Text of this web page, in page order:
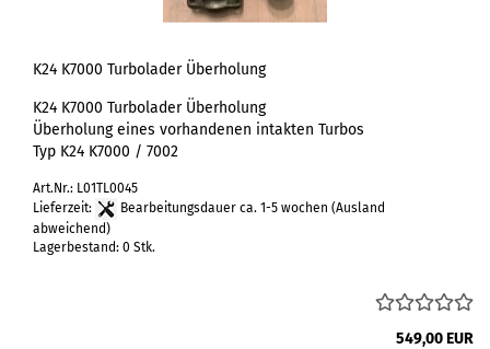
K24 K7000 Turbolader Überholung
K24 K7000 Turbolader Überholung
Überholung eines vorhandenen intakten Turbos
Typ K24 K7000 / 7002
Art.Nr.: L01TL0045
Lieferzeit:
Bearbeitungsdauer ca. 1-5 wochen (Ausland
abweichend)
Lagerbestand: 0 Stk.
549,00 EUR